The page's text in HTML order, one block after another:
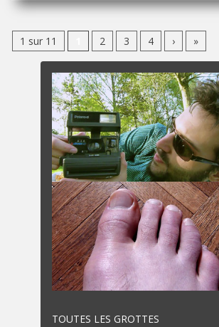
1 sur 11 2 3 4 › »
TOUTES LES GROTTES